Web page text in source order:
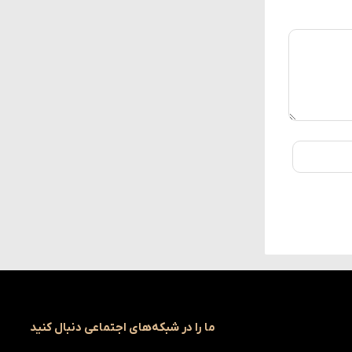
ما را در شبکه‌های اجتماعی دنبال کنید